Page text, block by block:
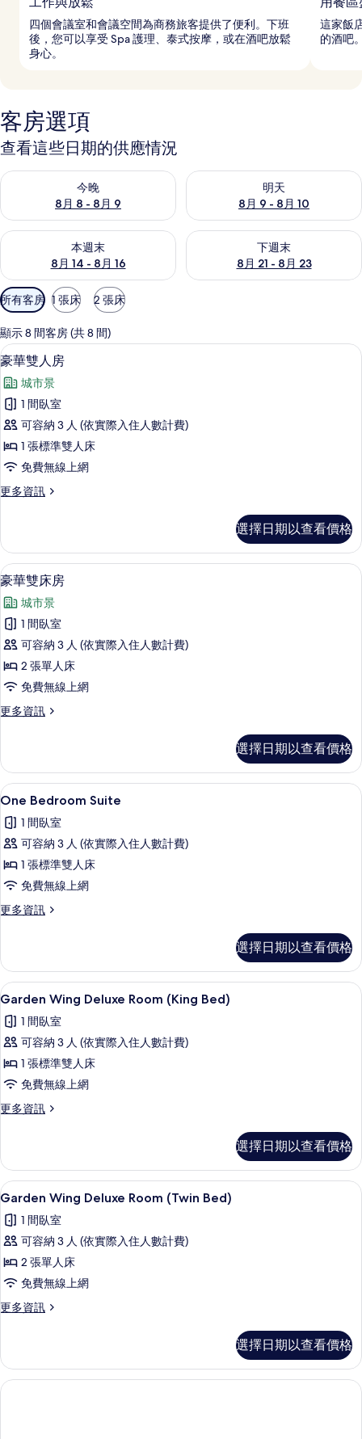
四個會議室和會議空間為商務旅客提供了便利。下班
後，您可以享受 Spa 護理、泰式按摩，或在酒吧放鬆
身心。
這家飯
的酒吧
客房選項
查看這些日期的供應情況
今晚
8月 8 - 8月 9
查看今晚 (8月 8 - 8月 9) 的供應情況
明天
8月 9 - 8月 10
查看明天 (8月 9 - 8月 10) 的供
本週末
8月 14 - 8月 16
查看本週末 (8月 14 - 8月 16) 的供應情況
下週末
8月 21 - 8月 23
查看下週末 (8月 21 - 8月 23)
可
用
的
客
房
篩
選
條
所有客房 1 張床 2 張床
顯示 8 間客房 (共 8 間)
顯
示
豪
華
雙
人
房
的
有
相
片
豪華雙人房 | 迷你吧、客房內保險箱
4
豪華雙人房
城市景
1 間臥室
可容納 3 人 (依實際入住人數計費)
1 張標準雙人床
免費無線上網
更多資訊
更
雙
人
房
詳
情
選擇日期以查看價格
顯
示
豪
華
雙
床
房
的
有
相
片
豪華雙床房 | 迷你吧、客房內保險箱
4
豪華雙床房
城市景
1 間臥室
可容納 3 人 (依實際入住人數計費)
2 張單人床
免費無線上網
更多資訊
更
雙
床
房
詳
情
選擇日期以查看價格
顯
示
One
Bedroom
Suite
的
所
片
迷你吧、客房內保險箱、遮光布/窗簾
3
One Bedroom Suite
1 間臥室
可容納 3 人 (依實際入住人數計費)
1 張標準雙人床
免費無線上網
更多資訊
更
Suite
的
詳
選擇日期以查看價格
顯
示
Garden
Wing
Deluxe
Room
(King
所
有
相
片
Garden Wing Deluxe Room (King
7
Garden Wing Deluxe Room (King Bed)
1 間臥室
可容納 3 人 (依實際入住人數計費)
1 張標準雙人床
免費無線上網
更多資訊
更
Deluxe
Room
(King
的
詳
選擇日期以查看價格
顯
示
Garden
Wing
Deluxe
Room
(Twin
所
有
Garden Wing Deluxe Room (Twin
6
Garden Wing Deluxe Room (Twin Bed)
1 間臥室
可容納 3 人 (依實際入住人數計費)
2 張單人床
免費無線上網
更多資訊
更
Deluxe
Room
(Twin
選擇日期以查看價格